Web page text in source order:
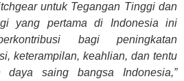
untuk Tegangan Tinggi dan
yang pertama di Indonesia ini
bagi peningkatan
keterampilan, keahlian, dan tentu
daya saing bangsa Indonesia,”